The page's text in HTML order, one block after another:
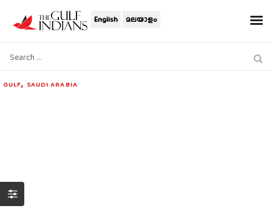
English മലയാളം
GULF, SAUDI ARABIA